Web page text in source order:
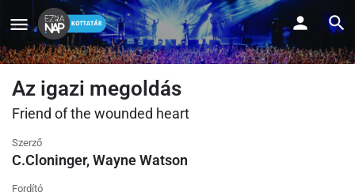
Az igazi megoldás
Friend of the wounded heart
Szerző
C.Cloninger, Wayne Watson
Fordító